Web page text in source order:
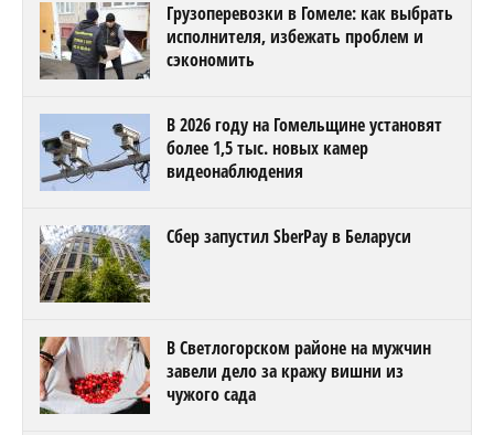
Грузоперевозки в Гомеле: как выбрать
исполнителя, избежать проблем и
сэкономить
В 2026 году на Гомельщине установят
более 1,5 тыс. новых камер
видеонаблюдения
Сбер запустил SberPay в Беларуси
В Светлогорском районе на мужчин
завели дело за кражу вишни из
чужого сада